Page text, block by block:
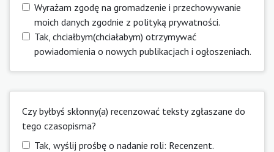
Wyrażam zgodę na gromadzenie i przechowywanie
moich danych zgodnie z polityką prywatności.
Tak, chciałbym(chciałabym) otrzymywać
powiadomienia o nowych publikacjach i ogłoszeniach.
Czy byłbyś skłonny(a) recenzować teksty zgłaszane do
tego czasopisma?
Tak, wyślij prośbę o nadanie roli: Recenzent.